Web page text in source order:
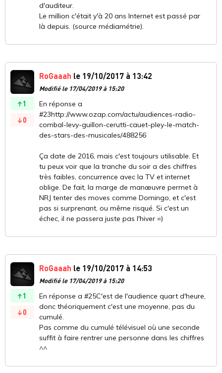
d'auditeur.
Le million c'était y'à 20 ans Internet est passé par
là depuis. (source médiamétrie).
1
0
RoGaaah le 19/10/2017 à 13:42
Modifié le 17/04/2019 à 15:20
En réponse a
#23http://www.ozap.com/actu/audiences-radio-
combal-levy-guillon-cerutti-cauet-pley-le-match-
des-stars-des-musicales/488256
Ça date de 2016, mais c'est toujours utilisable. Et
tu peux voir que la tranche du soir a des chiffres
très faibles, concurrence avec la TV et internet
oblige. De fait, la marge de manœuvre permet à
NRJ tenter des moves comme Domingo, et c'est
pas si surprenant, ou même risqué. Si c'est un
échec, il ne passera juste pas l'hiver =)
1
0
RoGaaah le 19/10/2017 à 14:53
Modifié le 17/04/2019 à 15:20
En réponse a #25C'est de l'audience quart d'heure,
donc théoriquement c'est une moyenne, pas du
cumulé.
Pas comme du cumulé télévisuel où une seconde
suffit à faire rentrer une personne dans les chiffres
^^